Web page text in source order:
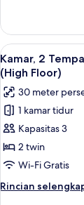
kota
(High
Floor)
Kamar,
Tempat
Tidur
King,
balkon,
pemandangan
kota
(High
Floor)
Lihat
semua
foto
untuk
Kamar,
2
Tempat
Tidur
Twin,
balkon,
5
Kamar, 2
(High Floor)
30 meter
1 kamar tidur
Kapasitas 3
2 twin
Wi-Fi Gratis
Rincian
Rincian